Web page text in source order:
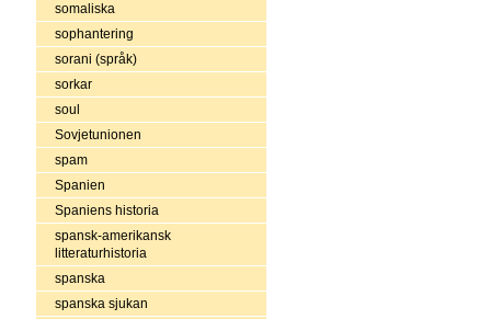
somaliska
sophantering
sorani (språk)
sorkar
soul
Sovjetunionen
spam
Spanien
Spaniens historia
spansk-amerikansk
litteraturhistoria
spanska
spanska sjukan